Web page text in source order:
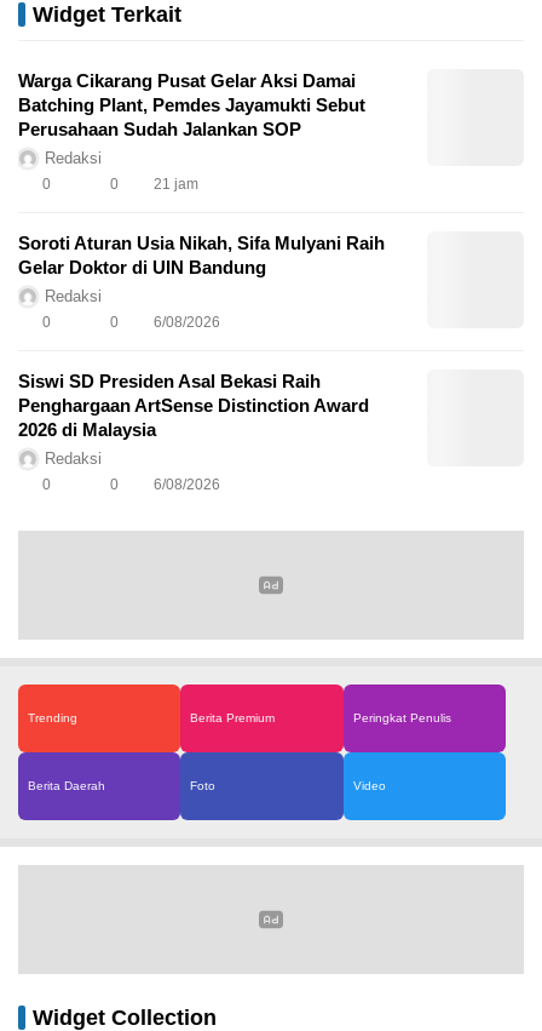
Widget Terkait
Warga Cikarang Pusat Gelar Aksi Damai
Batching Plant, Pemdes Jayamukti Sebut
Perusahaan Sudah Jalankan SOP
Redaksi
0 0 21 jam
Soroti Aturan Usia Nikah, Sifa Mulyani Raih
Gelar Doktor di UIN Bandung
Redaksi
0 0 6/08/2026
Siswi SD Presiden Asal Bekasi Raih
Penghargaan ArtSense Distinction Award
2026 di Malaysia
Redaksi
0 0 6/08/2026
Trending Berita Premium Peringkat Penulis
Berita Daerah Foto Video
Widget Collection